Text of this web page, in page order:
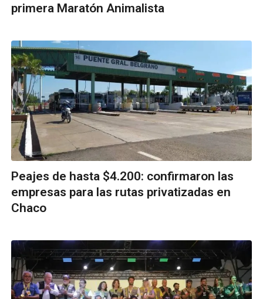
primera Maratón Animalista
Peajes de hasta $4.200: confirmaron las
empresas para las rutas privatizadas en
Chaco